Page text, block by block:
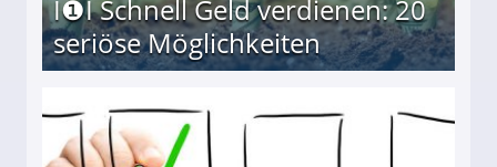
I❶I Schnell Geld verdienen: 20
seriöse Möglichkeiten